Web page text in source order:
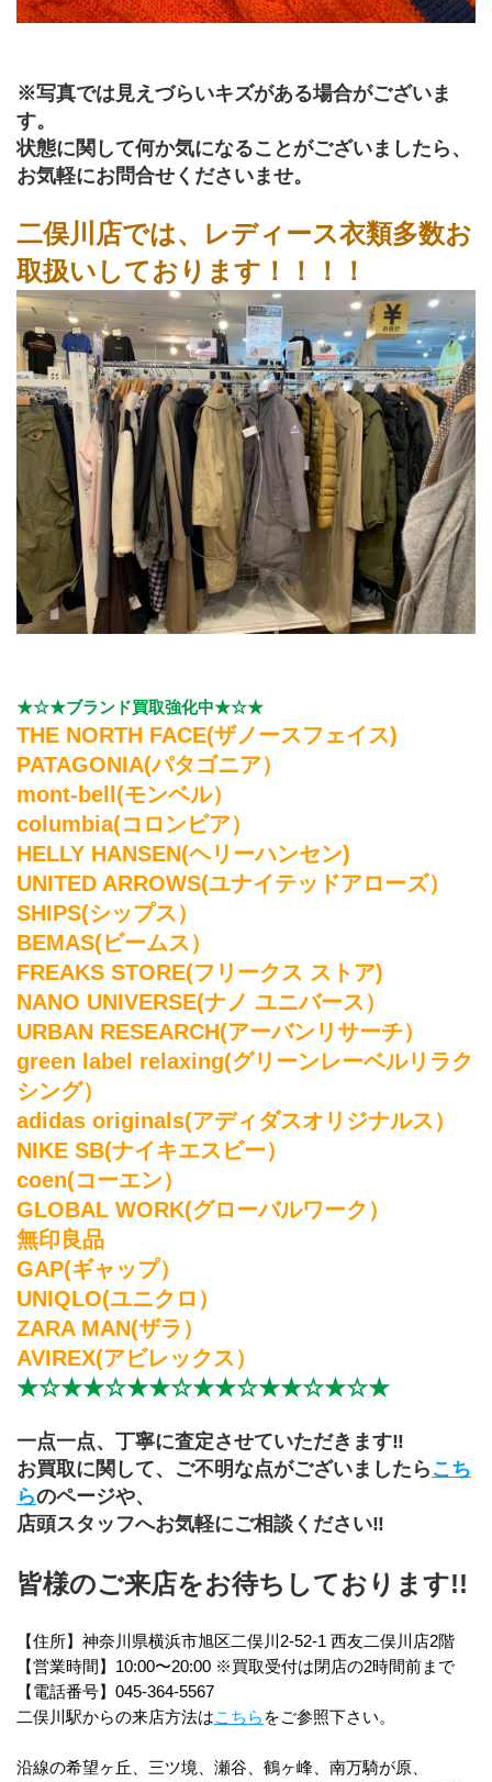
※写真では見えづらいキズがある場合がございま
す。
状態に関して何か気になることがございましたら、
お気軽にお問合せくださいませ。
二俣川店では、レディース衣類多数お
取扱いしております！！！！
★☆★ブランド買取強化中★☆★
THE NORTH FACE(ザノースフェイス)
PATAGONIA(パタゴニア）
mont-bell(モンベル）
columbia(コロンビア）
HELLY HANSEN(ヘリーハンセン)
UNITED ARROWS(ユナイテッドアローズ）
SHIPS(シップス）
BEMAS(ビームス）
FREAKS STORE(フリークス ストア)
NANO UNIVERSE(ナノ ユニバース）
URBAN RESEARCH(アーバンリサーチ）
green label relaxing(グリーンレーベルリラク
シング）
adidas originals(アディダスオリジナルス）
NIKE SB(ナイキエスビー）
coen(コーエン）
GLOBAL WORK(グローバルワーク）
無印良品
GAP(ギャップ）
UNIQLO(ユニクロ）
ZARA MAN(ザラ）
AVIREX(アビレックス）
★☆★★☆★★☆★★☆★★☆★☆★
一点一点、丁寧に査定させていただきます‼
お買取に関して、ご不明な点がございましたら こち
らのページや、
店頭スタッフへ﻿お気軽にご相談ください‼
皆様のご来店をお待ちしております!!
【住所】神奈川県横浜市旭区二俣川2‐52‐1 西友二俣川店2階
【営業時間】10:00〜20:00 ※買取受付は閉店の2時間前まで
【電話番号】045-364-5567
二俣川駅からの来店方法はこちら をご参照下さい。
沿線の希望ヶ丘、三ツ境、瀬谷、鶴ヶ峰、南万騎が原、